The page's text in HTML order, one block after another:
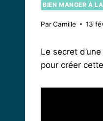
BIEN MANGER À
ParCamille 13
Le secret
pour créer